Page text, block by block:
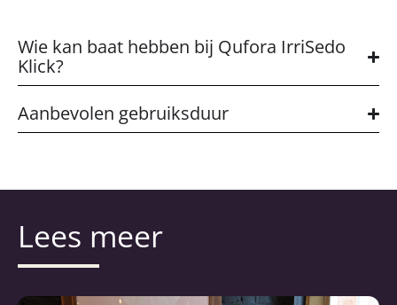
Wie kan baat hebben bij Qufora IrriSedo
Klick?
Aanbevolen gebruiksduur
Lees meer